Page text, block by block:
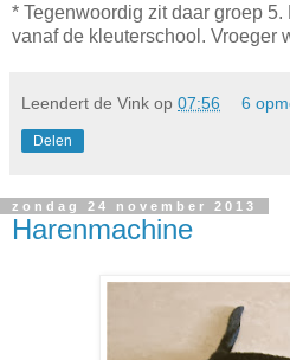
* Tegenwoordig zit daar groep
vanaf de kleuterschool. Vroeger
Leendert de Vink op 07:56 6
Delen
zondag 24 november 2013
Harenmachine